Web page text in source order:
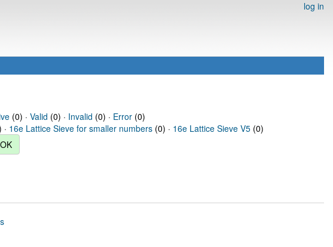
log in
(0) · Valid (0) · Invalid (0) · Error(0)
· 16e Lattice Sieve for smaller numbers (0) · 16e Lattice Sieve V5 (0)